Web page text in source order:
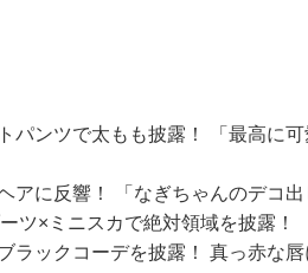
パンツで太もも披露！ 「最高に
アに反響！ 「なぎちゃんのデコ
ツ×ミニスカで絶対領域を披露！
ラックコーデを披露！ 真っ赤な